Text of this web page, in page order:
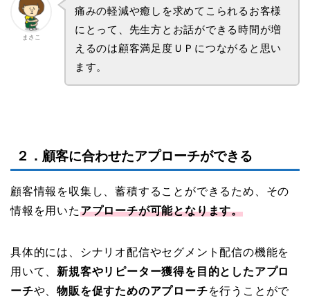
まさこ
痛みの軽減や癒しを求めてこられるお客様
にとって、先生方とお話ができる時間が増
えるのは顧客満足度ＵＰにつながると思い
ます。
２．顧客に合わせたアプローチができる
顧客情報を収集し、蓄積することができるため、その
情報を用いたアプローチが可能となります。
具体的には、シナリオ配信やセグメント配信の機能を
用いて、 新規客やリピーター獲得を目的としたアプロ
ーチや、物販を促すためのアプローチを行うことがで